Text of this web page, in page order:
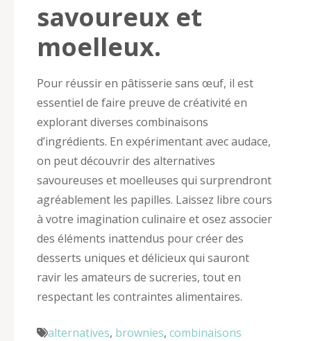
savoureux et
moelleux.
Pour réussir en pâtisserie sans œuf, il est
essentiel de faire preuve de créativité en
explorant diverses combinaisons
d’ingrédients. En expérimentant avec audace,
on peut découvrir des alternatives
savoureuses et moelleuses qui surprendront
agréablement les papilles. Laissez libre cours
à votre imagination culinaire et osez associer
des éléments inattendus pour créer des
desserts uniques et délicieux qui sauront
ravir les amateurs de sucreries, tout en
respectant les contraintes alimentaires.
alternatives, brownies, combinaisons